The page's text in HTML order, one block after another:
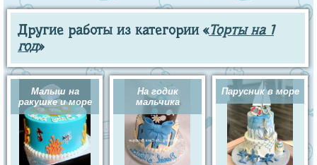
Другие работы из категории «Торты на 1
год»
Малыш на
ракушке и море
На годик
мальчика
Парусник в море